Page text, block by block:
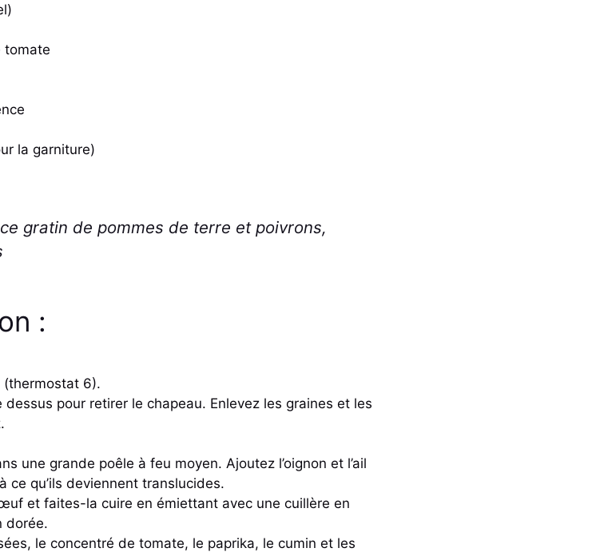
tomate
la garniture)
gratin de pommes de terre et poivrons,
:
(thermostat 6).
pour retirer le chapeau. Enlevez les graines et les
une grande poêle à feu moyen. Ajoutez l’oignon et l’ail
ce qu’ils deviennent translucides.
et faites-la cuire en émiettant avec une cuillère en
dorée.
le concentré de tomate, le paprika, le cumin et les